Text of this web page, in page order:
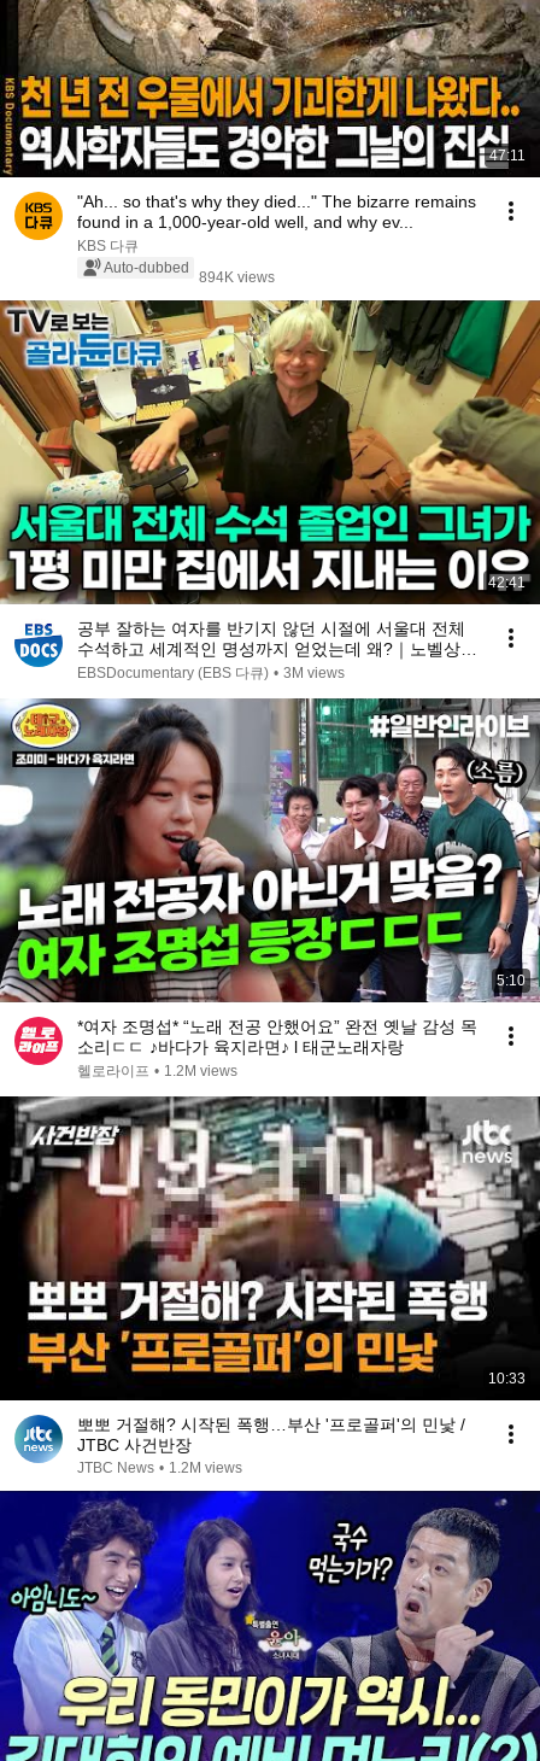
47:11
"Ah... so that's why they died..." The bizarre remains
found in a 1,000-year-old well, and why ev...
KBS 다큐
Auto-dubbed
894K views
42:41
공부 잘하는 여자를 반기지 않던 시절에 서울대 전체
수석하고 세계적인 명성까지 얻었는데 왜?｜노벨상도
7성급 호텔도 부럽지 않은 어느 학자의 품격｜여백서
EBSDocumentary (EBS 다큐) • 3M views
5:10
*여자 조명섭* “노래 전공 안했어요” 완전 옛날 감성 목
소리ㄷㄷ ♪바다가 육지라면♪ l 태군노래자랑
헬로라이프 • 1.2M views
10:33
뽀뽀 거절해? 시작된 폭행…부산 '프로골퍼'의 민낯 /
JTBC 사건반장
JTBC News • 1.2M views